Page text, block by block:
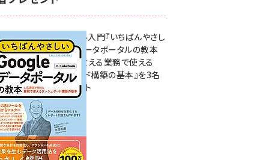
無料BIツール入門『いちばんやさし
いGoogleデータポータルの教本
人気講師が教える業務で使える
ダッシュボード構築の基本』を3名
様にプレゼント
7月31日 10:00